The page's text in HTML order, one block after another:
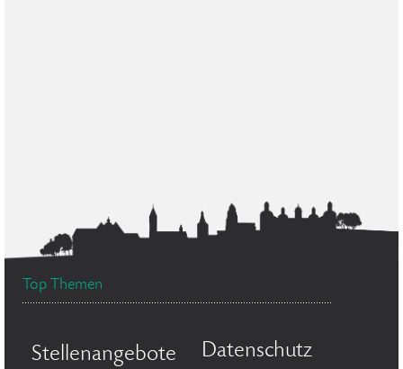
Top Themen
Stellenangebote Datenschutz